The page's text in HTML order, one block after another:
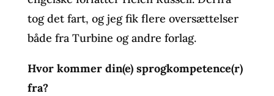
tog det fart, og jeg fik flere oversættelser
både fra Turbine og andre forlag.
Hvor kommer din(e) sprogkompetence(r)
fra?